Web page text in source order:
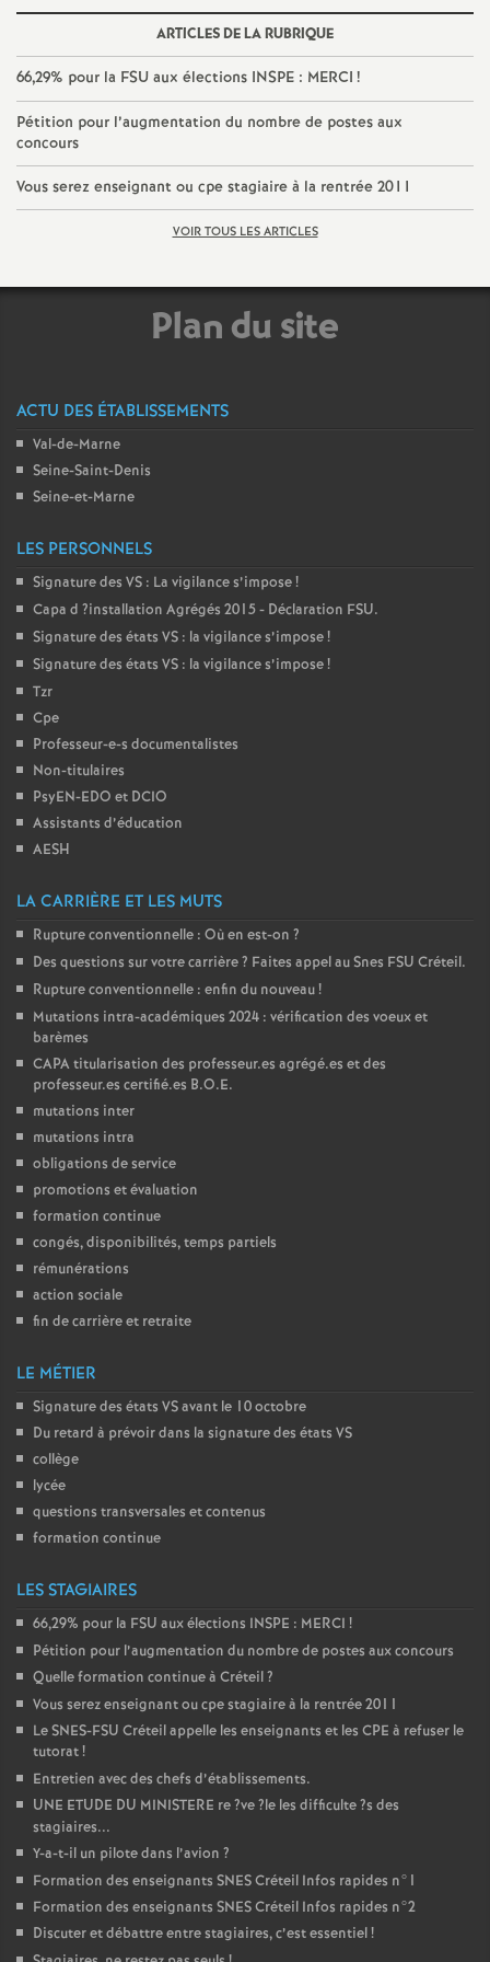
e
c
o
n
g
O
s
T
o
ARTICLES DE LA RUBRIQUE
66,29% pour la FSU aux élections INSPE : MERCI !
Pétition pour l’augmentation du nombre de postes aux
concours
Vous serez enseignant ou cpe stagiaire à la rentrée 2011
VOIR TOUS LES ARTICLES
Plan du site
ACTU DES ÉTABLISSEMENTS
Val-de-Marne
Seine-Saint-Denis
Seine-et-Marne
LES PERSONNELS
Signature des VS : La vigilance s’impose!
Capa d ?installation Agrégés 2015 - Déclaration FSU.
Signature des états VS : la vigilance s’impose!
Signature des états VS : la vigilance s’impose!
Tzr
Cpe
Professeur-e-s documentalistes
Non-titulaires
PsyEN-EDO et DCIO
Assistants d’éducation
AESH
LA CARRIÈRE ET LES MUTS
Rupture conventionnelle : Où en est-on ?
Des questions sur votre carrière? Faites appel au Snes FSU Créteil.
Rupture conventionnelle : enfin du nouveau!
Mutations intra-académiques 2024 : vérification des voeux et
barèmes
CAPAtitularisation des professeur.es agrégé.es et des
professeur.es certifié.es B.O.E.
mutations inter
mutations intra
obligations de service
promotions et évaluation
formation continue
congés, disponibilités, temps partiels
rémunérations
action sociale
fin de carrière et retraite
LE MÉTIER
Signature des états VSavant le 10 octobre
Du retard à prévoir dans la signature des états VS
collège
lycée
questions transversales et contenus
formation continue
LES STAGIAIRES
66,29% pour la FSU aux élections INSPE : MERCI !
Pétition pour l’augmentation du nombre de postes aux concours
Quelle formation continue à Créteil?
Vous serez enseignant ou cpe stagiaire à la rentrée 2011
LeSNES-FSU Créteil appelle les enseignants et les CPE à refuser le
tutorat!
Entretien avec des chefs d’établissements.
UNE ETUDE DU MINISTERE re?ve?le les difficulte?s des
stagiaires...
Y-a-t-il un pilote dans l’avion ?
Formation des enseignants SNESCréteil Infos rapides n°1
Formation des enseignants SNESCréteil Infos rapides n°2
Discuter et débattre entre stagiaires, c’est essentiel!